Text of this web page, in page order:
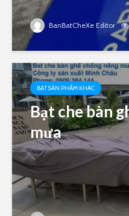
BanBatCheXe Editor
BẠT SẢN PHẨM KHÁC
Bạt che bàn
mưa